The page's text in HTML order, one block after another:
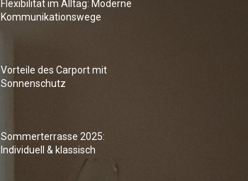
Flexibilität im Alltag: Moderne
Kommunikationswege
Vorteile des Carport mit
Sonnenschutz
Sommerterrasse 2025:
Individuell & klassisch